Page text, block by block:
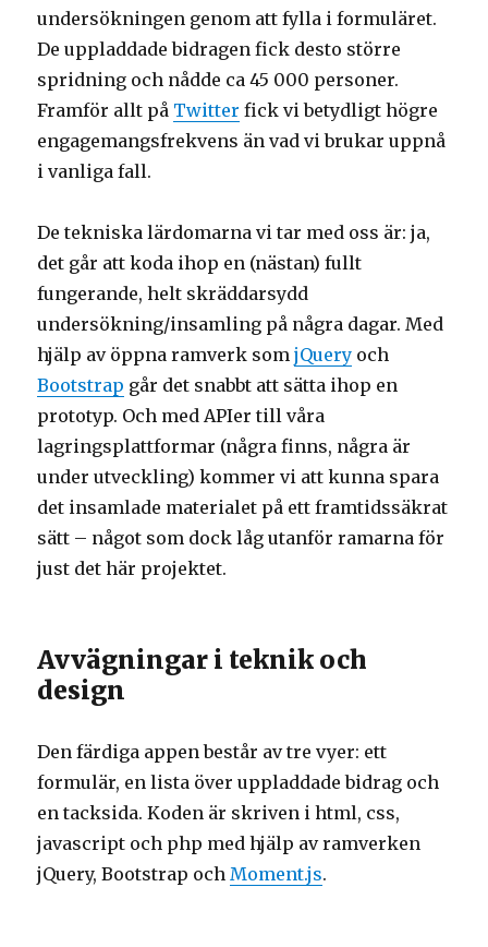
undersökningen genom att fylla i formuläret.
De uppladdade bidragen fick desto större
spridning och nådde ca 45 000 personer.
Framför allt på Twitter fick vi betydligt högre
engagemangsfrekvens än vad vi brukar uppnå
i vanliga fall.
De tekniska lärdomarna vi tar med oss är: ja,
det går att koda ihop en (nästan) fullt
fungerande, helt skräddarsydd
undersökning/insamling på några dagar. Med
hjälp av öppna ramverk somjQuery och
Bootstrap går det snabbt att sätta ihop en
prototyp. Och med APIer till våra
lagringsplattformar (några finns, några är
under utveckling) kommer vi att kunna spara
det insamlade materialet på ett framtidssäkrat
sätt – något som dock låg utanför ramarna för
just det här projektet.
Avvägningar i teknik och
design
Den färdiga appen består av tre vyer: ett
formulär, en lista över uppladdade bidrag och
en tacksida. Koden är skriven i html, css,
javascript och php med hjälp av ramverken
jQuery, Bootstrap ochMoment.js.